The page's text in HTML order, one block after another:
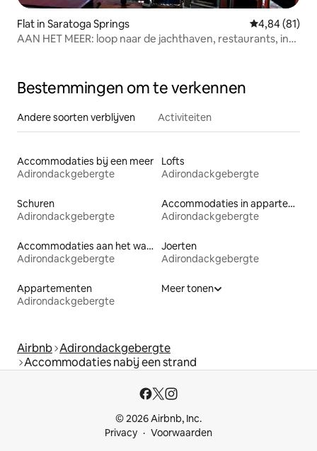
Flat in Saratoga Springs Gemiddelde
4,84 (81)
AAN HET MEER: loop naar de jachthaven, restaurants, in
Bestemmingen om te verkennen
Andere soorten verblijven Activiteiten
Accommodaties bij een meer
Adirondackgebergte
Lofts
Adirondackgebergte
Schuren
Adirondackgebergte
Accommodaties in appartementen met diensten
Adirondackgebergte
Accommodaties aan het water
Adirondackgebergte
Joerten
Adirondackgebergte
Appartementen
Adirondackgebergte
Meer tonen
Airbnb Adirondackgebergte
Accommodaties nabij een strand
© 2026 Airbnb, Inc.
Privacy
Voorwaarden